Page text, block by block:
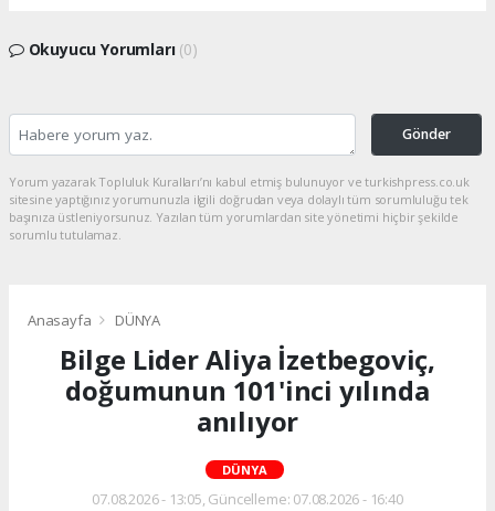
Okuyucu Yorumları (0)
Gönder
Yorum yazarak Topluluk Kuralları’nı kabul etmiş bulunuyor ve turkishpress.co.uk
sitesine yaptığınız yorumunuzla ilgili doğrudan veya dolaylı tüm sorumluluğu tek
başınıza üstleniyorsunuz. Yazılan tüm yorumlardan site yönetimi hiçbir şekilde
sorumlu tutulamaz.
Anasayfa DÜNYA
Bilge Lider Aliya İzetbegoviç,
doğumunun 101'inci yılında
anılıyor
DÜNYA
07.08.2026 - 13:05, Güncelleme: 07.08.2026 - 16:40